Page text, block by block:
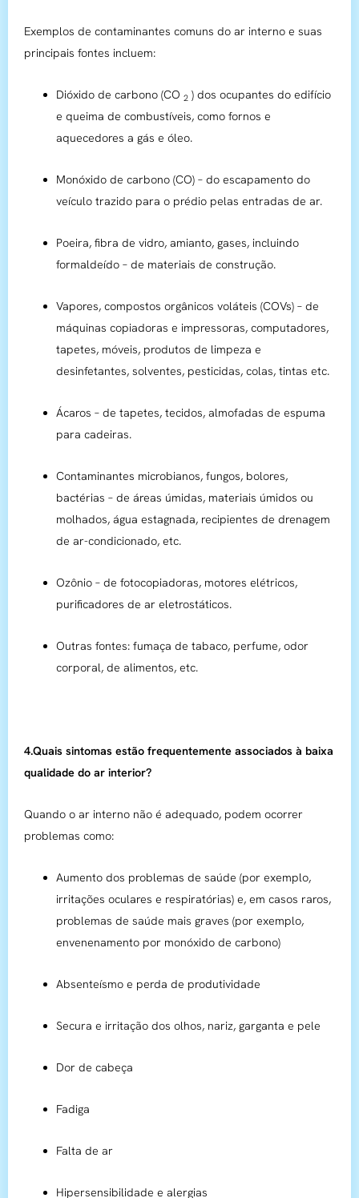
Exemplos de contaminantes comuns do ar interno e suas
principais fontes incluem:
Dióxido de carbono (CO 2 ) dos ocupantes do edifício
e queima de combustíveis, como fornos e
aquecedores a gás e óleo.
Monóxido de carbono (CO) – do escapamento do
veículo trazido para o prédio pelas entradas de ar.
Poeira, fibra de vidro, amianto, gases, incluindo
formaldeído – de materiais de construção.
Vapores, compostos orgânicos voláteis (COVs) – de
máquinas copiadoras e impressoras, computadores,
tapetes, móveis, produtos de limpeza e
desinfetantes, solventes, pesticidas, colas, tintas etc.
Ácaros – de tapetes, tecidos, almofadas de espuma
para cadeiras.
Contaminantes microbianos, fungos, bolores,
bactérias – de áreas úmidas, materiais úmidos ou
molhados, água estagnada, recipientes de drenagem
de ar-condicionado, etc.
Ozônio – de fotocopiadoras, motores elétricos,
purificadores de ar eletrostáticos.
Outras fontes: fumaça de tabaco, perfume, odor
corporal, de alimentos, etc.
4.Quais sintomas estão frequentemente associados à baixa
qualidade do ar interior?
Quando o ar interno não é adequado, podem ocorrer
problemas como:
Aumento dos problemas de saúde (por exemplo,
irritações oculares e respiratórias) e, em casos raros,
problemas de saúde mais graves (por exemplo,
envenenamento por monóxido de carbono)
Absenteísmo e perda de produtividade
Secura e irritação dos olhos, nariz, garganta e pele
Dor de cabeça
Fadiga
Falta de ar
Hipersensibilidade e alergias